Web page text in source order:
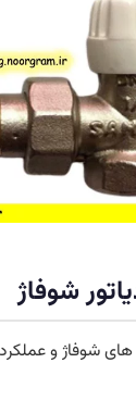
شوفاژ
های شوفاژ و